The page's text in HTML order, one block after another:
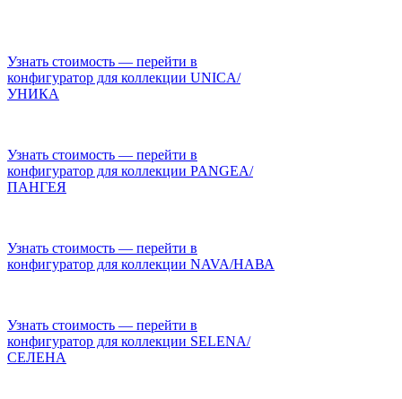
Узнать стоимость — перейти в
конфигуратор для коллекции UNICA/
УНИКА
Узнать стоимость — перейти в
конфигуратор для коллекции PANGEA/
ПАНГЕЯ
Узнать стоимость — перейти в
конфигуратор для коллекции NAVA/НАВА
Узнать стоимость — перейти в
конфигуратор для коллекции SELENA/
СЕЛЕНА